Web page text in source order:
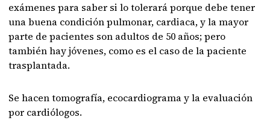
exámenes para saber si lo tolerará porque debe tener
una buena condición pulmonar, cardiaca, y la mayor
parte de pacientes son adultos de 50 años; pero
también hay jóvenes, como es el caso de la paciente
trasplantada.
Se hacen tomografía, ecocardiograma y la evaluación
por cardiólogos.